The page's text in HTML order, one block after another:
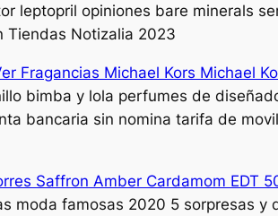
leptopril opiniones bare minerals
Tiendas Notizalia 2023
Fragancias Michael Kors Michael
bimba y lola perfumes de
bancaria sin nomina tarifa de
Saffron Amber Cardamom EDT
moda famosas 2020 5 sorpresas